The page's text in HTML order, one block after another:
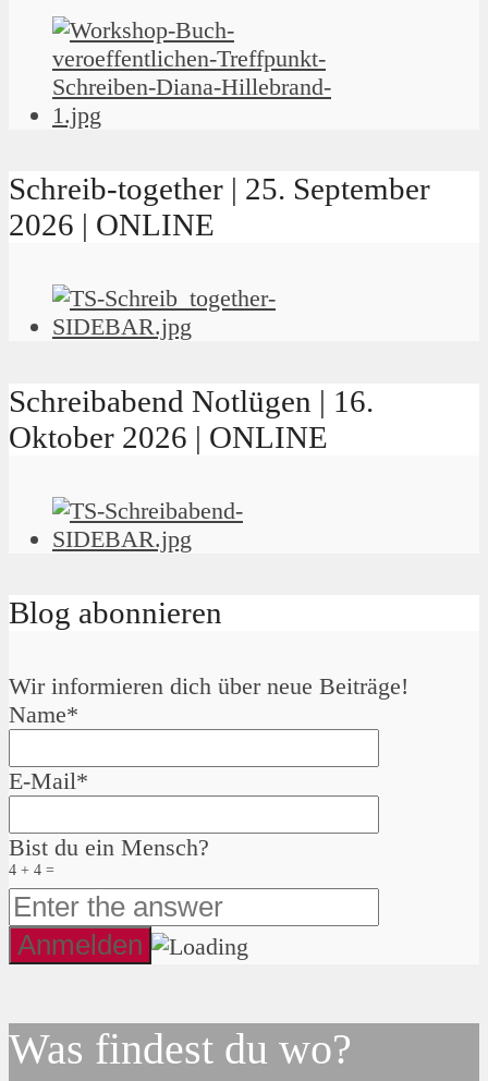
Schreib-together | 25. September
2026 | ONLINE
Schreibabend Notlügen | 16.
Oktober 2026 | ONLINE
Blog abonnieren
Wir informieren dich über neue Beiträge!
Name*
E-Mail*
Bist du ein Mensch?
4 + 4 =
Was findest du wo?